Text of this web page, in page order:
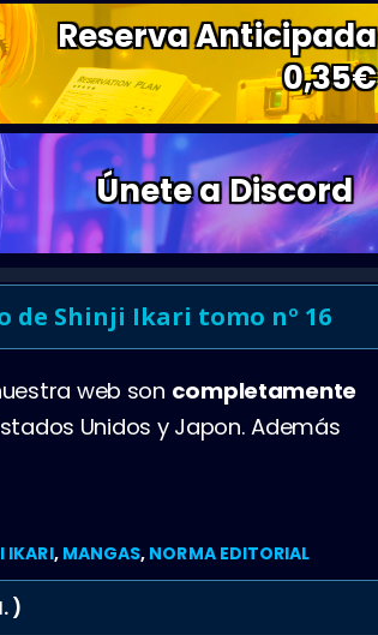
Reserva Anticipada
0,35€
Únete a Discord
de Shinji Ikari tomo nº 16
web son completamente
Unidos y Japon. Además
IKARI, MANGAS, NORMA EDITORIAL
)